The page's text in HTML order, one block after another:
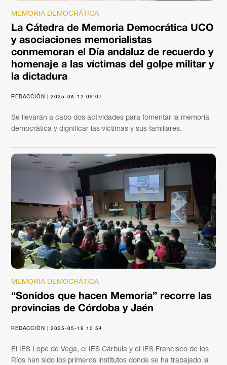
MEMORIA DEMOCRÁTICA
La Cátedra de Memoria Democrática UCO
y asociaciones memorialistas
conmemoran el Día andaluz de recuerdo y
homenaje a las víctimas del golpe militar y
la dictadura
REDACCIÓN | 2025-06-12 09:07
Se llevarán a cabo dos actividades para fomentar la memoria
democrática y dignificar las víctimas y sus familiares.
MEMORIA DEMOCRÁTICA
“Sonidos que hacen Memoria” recorre las
provincias de Córdoba y Jaén
REDACCIÓN | 2025-05-19 10:54
El IES Lope de Vega, el IES Cárbula y el IES Francisco de los
Ríos han sido los primeros institutos donde se ha trabajado la